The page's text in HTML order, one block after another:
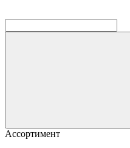
Ассортимент